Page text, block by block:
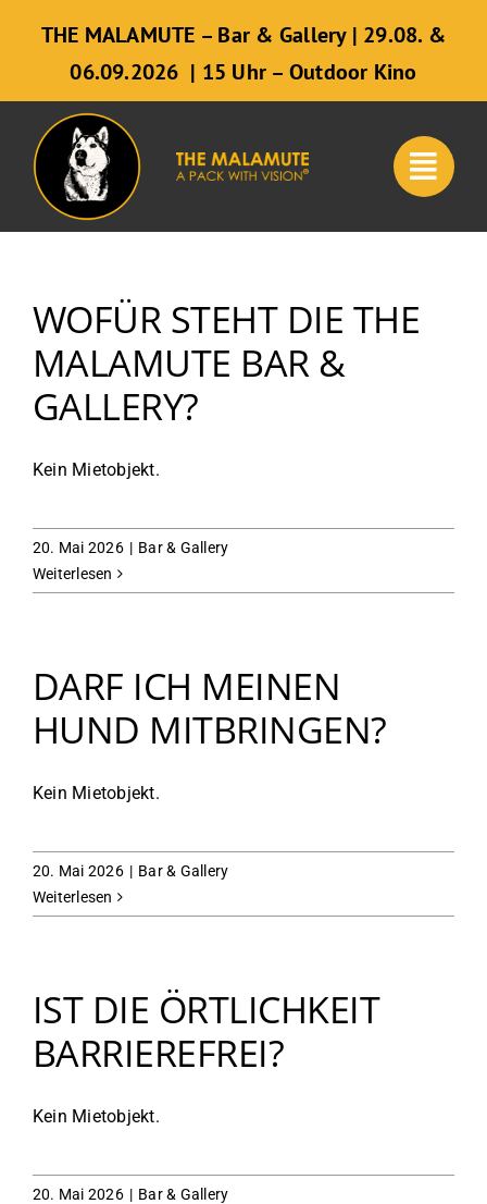
THE MALAMUTE – Bar & Gallery | 29.08. &
06.09.2026 | 15 Uhr – Outdoor Kino
WOFÜR STEHT DIE THE
MALAMUTE BAR &
GALLERY?
Kein Mietobjekt.
20. Mai 2026 | Bar & Gallery
Weiterlesen
DARF ICH MEINEN
HUND MITBRINGEN?
Kein Mietobjekt.
20. Mai 2026 | Bar & Gallery
Weiterlesen
IST DIE ÖRTLICHKEIT
BARRIEREFREI?
Kein Mietobjekt.
20. Mai 2026 | Bar & Gallery